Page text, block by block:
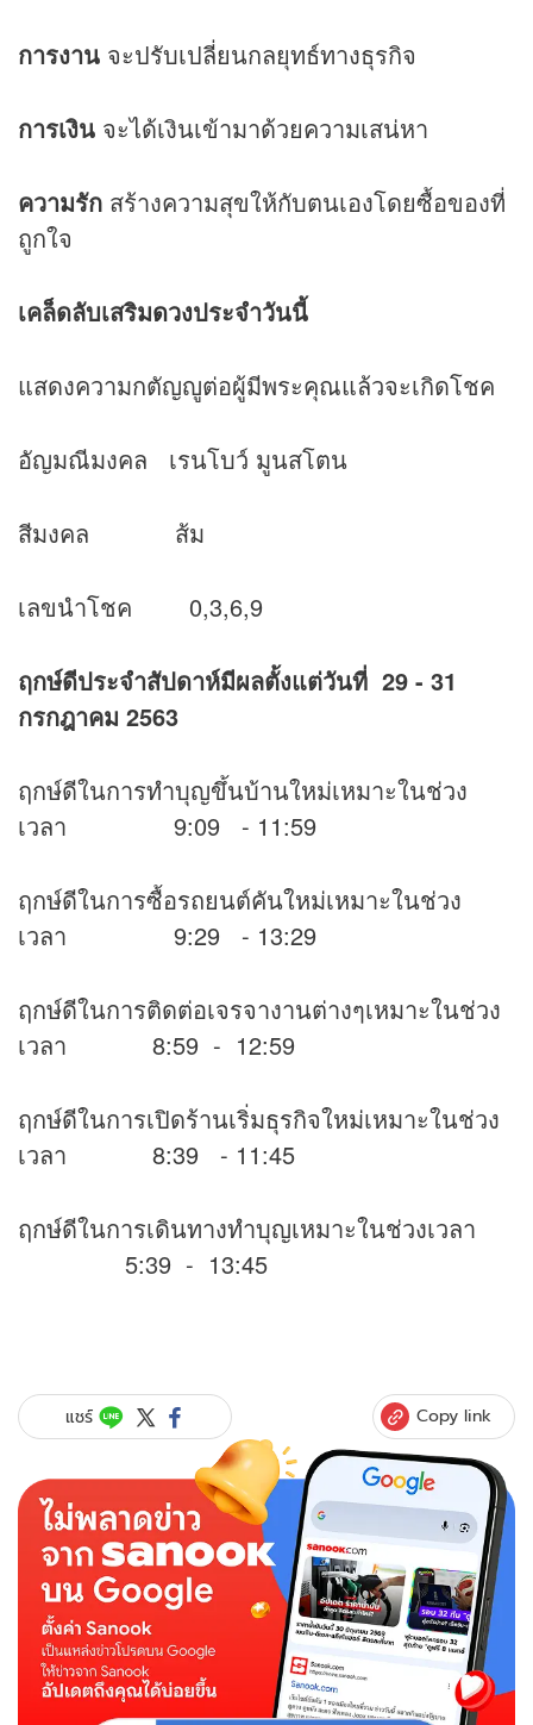
การงาน จะปรับเปลี่ยนกลยุทธ์ทางธุรกิจ
การเงิน จะได้เงินเข้ามาด้วยความเสน่หา
ความรัก สร้างความสุขให้กับตนเองโดยซื้อของที่
ถูกใจ
เคล็ดลับเสริมดวงประจำวันนี้
แสดงความกตัญญูต่อผู้มีพระคุณแล้วจะเกิดโชค
อัญมณีมงคล เรนโบว์ มูนสโตน
สีมงคล ส้ม
เลขนำโชค 0,3,6,9
ฤกษ์ดีประจำสัปดาห์มีผลตั้งแต่วันที่ 29 - 31
กรกฎาคม 2563
ฤกษ์ดีในการทำบุญขึ้นบ้านใหม่เหมาะในช่วง
เวลา 9:09 - 11:59
ฤกษ์ดีในการซื้อรถยนต์คันใหม่เหมาะในช่วง
เวลา 9:29 - 13:29
ฤกษ์ดีในการติดต่อเจรจางานต่างๆเหมาะในช่วง
เวลา 8:59 - 12:59
ฤกษ์ดีในการเปิดร้านเริ่มธุรกิจใหม่เหมาะในช่วง
เวลา 8:39 - 11:45
ฤกษ์ดีในการเดินทางทำบุญเหมาะในช่วงเวลา
5:39 - 13:45
แชร์ Copy link